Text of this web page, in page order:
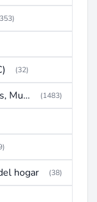
(32)
Copiadoras (Fotocopiadoras, Multifunctions, Ploter, etc) (1483)
hogar (38)